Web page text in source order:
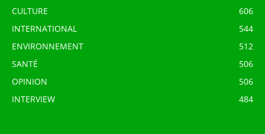
CULTURE
606
INTERNATIONAL
544
ENVIRONNEMENT
512
SANTÉ
506
OPINION
506
INTERVIEW
484